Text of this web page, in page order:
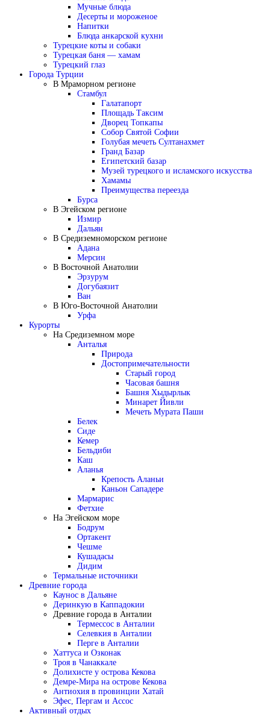
Мучные блюда
Десерты и мороженое
Напитки
Блюда анкарской кухни
Турецкие коты и собаки
Турецкая баня — хамам
Турецкий глаз
Города Турции
В Мраморном регионе
Стамбул
Галатапорт
Площадь Таксим
Дворец Топкапы
Собор Святой Софии
Голубая мечеть Султанахмет
Гранд Базар
Египетский базар
Музей турецкого и исламского искусства
Хамамы
Преимущества переезда
Бурса
В Эгейском регионе
Измир
Дальян
В Средиземноморском регионе
Адана
Мерсин
В Восточной Анатолии
Эрзурум
Догубаязит
Ван
В Юго-Восточной Анатолии
Урфа
Курорты
На Средиземном море
Анталья
Природа
Достопримечательности
Старый город
Часовая башня
Башня Хыдырлык
Минарет Йивли
Мечеть Мурата Паши
Белек
Сиде
Кемер
Бельдиби
Каш
Аланья
Крепость Аланьи
Каньон Сападере
Мармарис
Фетхие
На Эгейском море
Бодрум
Ортакент
Чешме
Кушадасы
Дидим
Термальные источники
Древние города
Каунос в Дальяне
Деринкую в Каппадокии
Древние города в Анталии
Термессос в Анталии
Селевкия в Анталии
Перге в Анталии
Хаттуса и Озконак
Троя в Чанаккале
Долихисте у острова Кекова
Демре-Мира на острове Кекова
Антиохия в провинции Хатай
Эфес, Пергам и Ассос
Активный отдых